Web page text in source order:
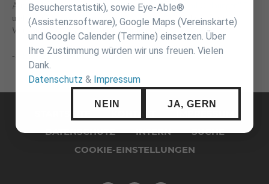
Auf der DJB-Homepage unter"DJB Info - Regeln und Ordnungen"
und unter"Jugend - Training und Wettkampf"
sind die neuen
Wettkampfregeln als pdf-Dokument hinterlegt.
-> Hier gelangt ihr direkt zum aktualisierten Regelwerk
DATENSCHUTZ
INTERN
SUCHE
COOKIE-EINSTELLUNGEN
Besucherstatistik), sowie Eye-Able®
(Assistenzsoftware), Google Maps (Vereinskarte)
und Google Calender (Termine) einsetzen. Über
Ihre Zustimmung würden wir uns freuen. Vielen
Dank.
Datenschutz & Impressum
NEIN JA, GERN